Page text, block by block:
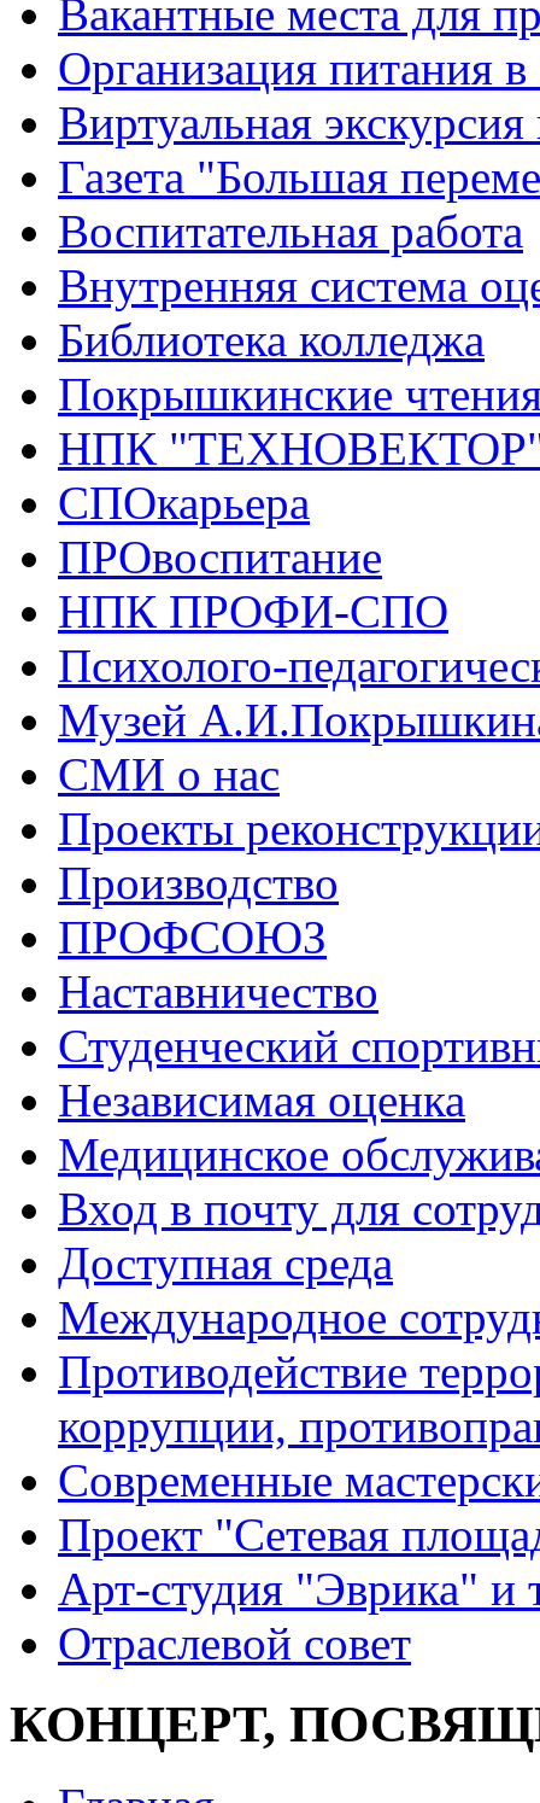
Вакантные места для
Организация питания в
Виртуальная
Газета "Большая
Воспитательная работа
Внутренняя система
Библиотека колледжа
Покрышкинские
НПК
СПОкарьера
ПРОвоспитание
НПК ПРОФИ-СПО
Психолого-
Музей
СМИ о нас
Проекты
Производство
ПРОФСОЮЗ
Наставничество
Студенческий
Независимая оценка
Медицинское
Вход в почту для
Доступная среда
Международное
Противодействие
коррупции,
Современные
Проект "Сетевая
Арт-студия "Эврика" и
Отраслевой совет
КОНЦЕРТ,